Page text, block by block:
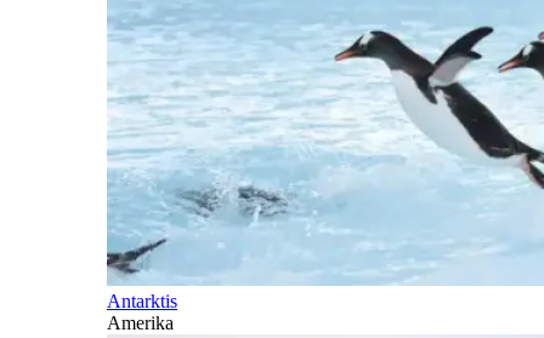
Antarktis
Amerika